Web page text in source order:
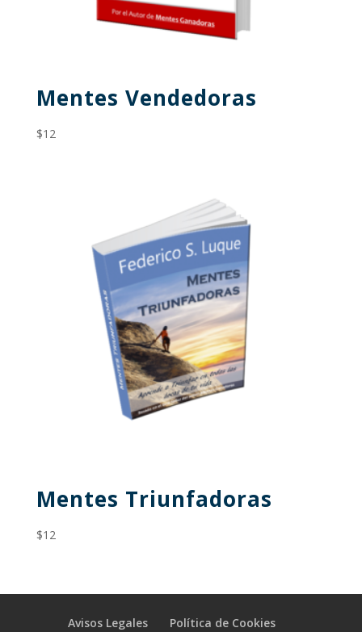
Mentes Vendedoras
$12
Mentes Triunfadoras
$12
Avisos Legales Política de Cookies